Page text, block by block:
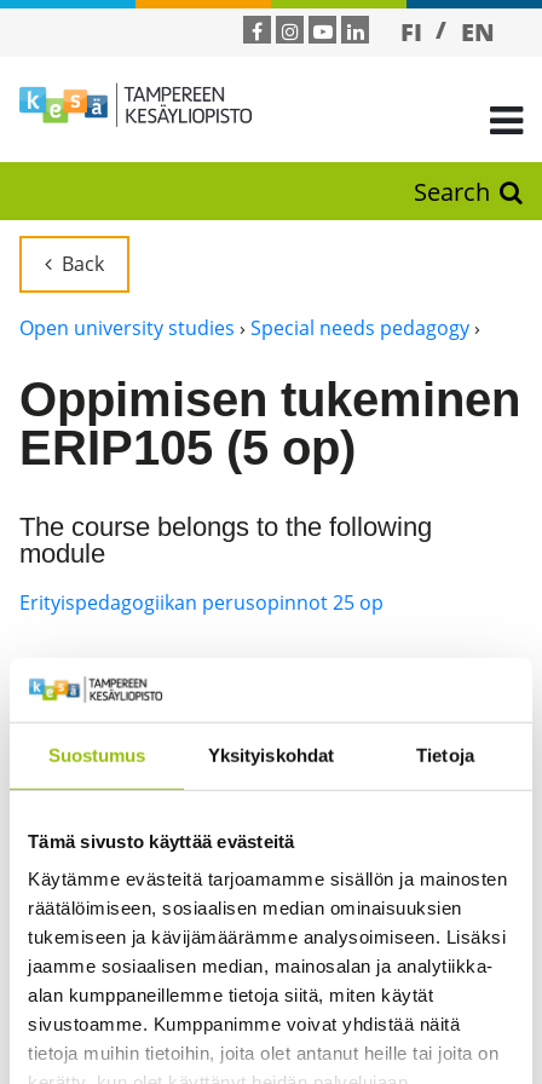
Suostumus Yksityiskohdat Tietoja
Tämä sivusto käyttää evästeitä
Käytämme evästeitä tarjoamamme sisällön ja mainosten
räätälöimiseen, sosiaalisen median ominaisuuksien
tukemiseen ja kävijämäärämme analysoimiseen. Lisäksi
jaamme sosiaalisen median, mainosalan ja analytiikka-
alan kumppaneillemme tietoja siitä, miten käytät
sivustoamme. Kumppanimme voivat yhdistää näitä
tietoja muihin tietoihin, joita olet antanut heille tai joita on
FI EN
Search
Back
Open university studies › Special needs pedagogy›
Oppimisen tukeminen
ERIP105 (5 op)
The course belongs to the following
module
Erityispedagogiikan perusopinnot 25 op
Kurssin opetuskieli on suomi, joten kurssin tiedot
löytyvät ainoastaan
available only inFinnish.
Marjo Niittumäki
5